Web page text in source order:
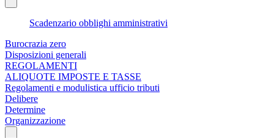
Scadenzario obblighi amministrativi
Burocrazia zero
Disposizioni generali
REGOLAMENTI
ALIQUOTE IMPOSTE E TASSE
Regolamenti e modulistica ufficio tributi
Delibere
Determine
Organizzazione